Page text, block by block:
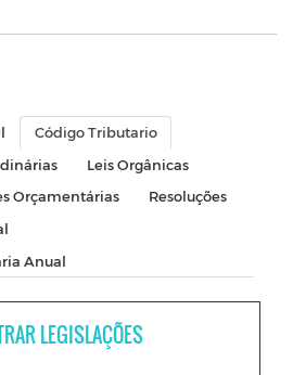
Código Tributario
Leis Orgânicas
Orçamentárias
Resoluções
Anual
LEGISLAÇÕES